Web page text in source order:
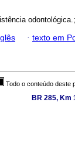
· texto em
Todo o conteúdo deste
BR 285, Km